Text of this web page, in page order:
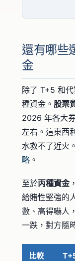
還有哪些
金
除了 T+5 和
種資金。 股票
2026 年各大
左右。這東西
水救不了近火
略 。
至於丙種資金
給賭性堅強的
數、高得嚇人
一跌，對方隨
比較